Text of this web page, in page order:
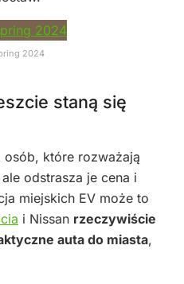
2024
staną się
które rozważają
odstrasza je cena i
miejskich EV może to
i Nissan rzeczywiście
auta do miasta,